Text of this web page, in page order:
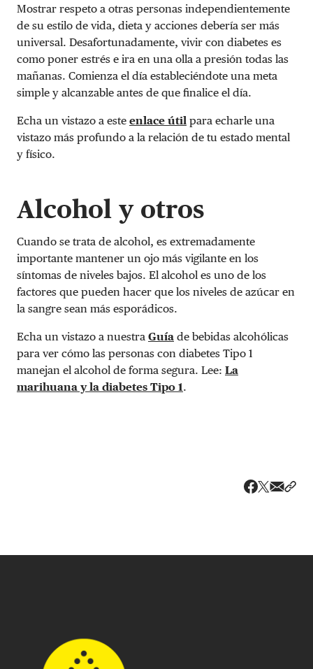
Mostrar respeto a otras personas independientemente
de su estilo de vida, dieta y acciones debería ser más
universal. Desafortunadamente, vivir con diabetes es
como poner estrés e ira en una olla a presión todas las
mañanas. Comienza el día estableciéndote una meta
simple y alcanzable antes de que finalice el día.
Echa un vistazo a este enlace útil para echarle una
vistazo más profundo a la relación de tu estado mental
y físico.
Alcohol y otros
Cuando se trata de alcohol, es extremadamente
importante mantener un ojo más vigilante en los
síntomas de niveles bajos. El alcohol es uno de los
factores que pueden hacer que los niveles de azúcar en
la sangre sean más esporádicos.
Echa un vistazo a nuestra Guía de bebidas alcohólicas
para ver cómo las personas con diabetes Tipo 1
manejan el alcohol de forma segura. Lee: La
marihuana y la diabetes Tipo 1.